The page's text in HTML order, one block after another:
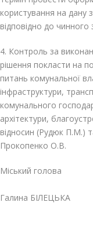
користування на дану
відповідно до
4. Контроль за
рішення покласти на
питань комунальної
інфраструктури,
комунального
архітектури,
відносин (Рудюк П.М.)
Прокопенко О.В.
Міський голова
Галина БІЛЕЦЬКА